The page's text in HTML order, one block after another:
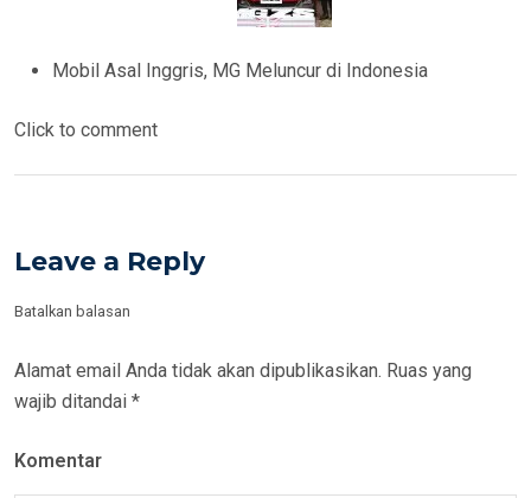
Mobil Asal Inggris, MG Meluncur di Indonesia
Click to comment
Leave a Reply
Batalkan balasan
Alamat email Anda tidak akan dipublikasikan. Ruas yang
wajib ditandai *
Komentar